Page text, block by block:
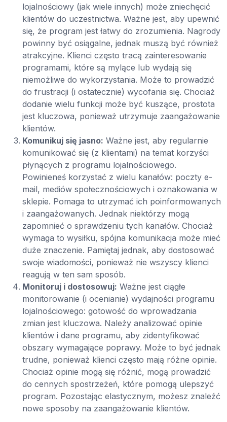
lojalnościowy (jak wiele innych) może zniechęcić
klientów do uczestnictwa. Ważne jest, aby upewnić
się, że program jest łatwy do zrozumienia. Nagrody
powinny być osiągalne, jednak muszą być również
atrakcyjne. Klienci często tracą zainteresowanie
programami, które są mylące lub wydają się
niemożliwe do wykorzystania. Może to prowadzić
do frustracji (i ostatecznie) wycofania się. Chociaż
dodanie wielu funkcji może być kuszące, prostota
jest kluczowa, ponieważ utrzymuje zaangażowanie
klientów.
Komunikuj się jasno: Ważne jest, aby regularnie
komunikować się (z klientami) na temat korzyści
płynących z programu lojalnościowego.
Powinieneś korzystać z wielu kanałów: poczty e-
mail, mediów społecznościowych i oznakowania w
sklepie. Pomaga to utrzymać ich poinformowanych
i zaangażowanych. Jednak niektórzy mogą
zapomnieć o sprawdzeniu tych kanałów. Chociaż
wymaga to wysiłku, spójna komunikacja może mieć
duże znaczenie. Pamiętaj jednak, aby dostosować
swoje wiadomości, ponieważ nie wszyscy klienci
reagują w ten sam sposób.
Monitoruj i dostosowuj: Ważne jest ciągłe
monitorowanie (i ocenianie) wydajności programu
lojalnościowego: gotowość do wprowadzania
zmian jest kluczowa. Należy analizować opinie
klientów i dane programu, aby zidentyfikować
obszary wymagające poprawy. Może to być jednak
trudne, ponieważ klienci często mają różne opinie.
Chociaż opinie mogą się różnić, mogą prowadzić
do cennych spostrzeżeń, które pomogą ulepszyć
program. Pozostając elastycznym, możesz znaleźć
nowe sposoby na zaangażowanie klientów.